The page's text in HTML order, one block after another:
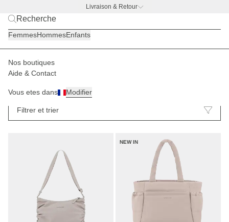
Livraison & Retour
BACK TO WORK —
FemmesHommesEnfants
Nos boutiques
Aide & Contact
Vous etes dans Modifier
Sacs à main
Filtrer et trier
NEW IN